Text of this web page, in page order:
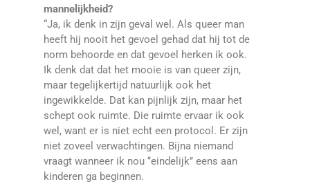
mannelijkheid?
“Ja, ik denk in zijn geval wel. Als queer man
heeft hij nooit het gevoel gehad dat hij tot de
norm behoorde en dat gevoel herken ik ook.
Ik denk dat dat het mooie is van queer zijn,
maar tegelijkertijd natuurlijk ook het
ingewikkelde. Dat kan pijnlijk zijn, maar het
schept ook ruimte. Die ruimte ervaar ik ook
wel, want er is niet echt een protocol. Er zijn
niet zoveel verwachtingen. Bijna niemand
vraagt wanneer ik nou ‘’eindelijk’’ eens aan
kinderen ga beginnen.